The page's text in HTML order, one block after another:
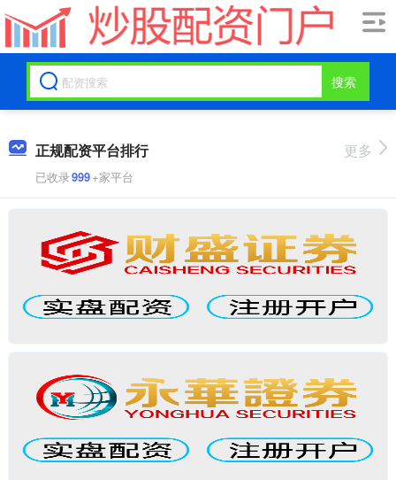
搜索
正规配资平台排行
已收录999+家平台
更多